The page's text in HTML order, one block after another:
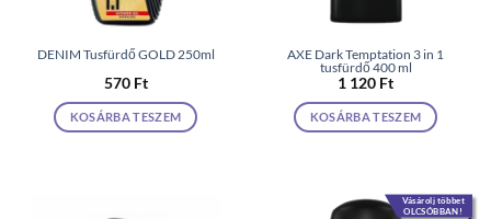
DENIM Tusfürdő GOLD 250ml
570 Ft
KOSÁRBA TESZEM
AXE Dark Temptation 3 in 1
tusfürdő 400 ml
1 120 Ft
KOSÁRBA TESZEM
Vásárolj többet
OLCSÓBBAN!